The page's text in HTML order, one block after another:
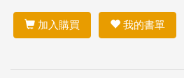
加入購買 我的書單